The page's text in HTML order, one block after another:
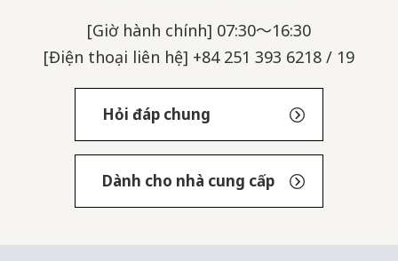
[Giờ hành chính] 07:30～16:30
[Điện thoại liên hệ] +84 251 393 6218 / 19
Hỏi đáp chung
Dành cho nhà cung cấp